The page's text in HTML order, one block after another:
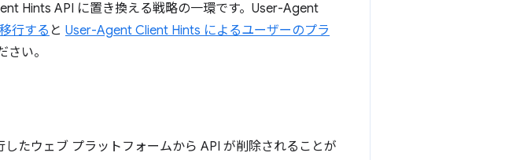
Hints API に置き換える戦略の一環です。User-Agent
行する と User-Agent Client Hints によるユーザーのプラ
さい。
たウェブ プラットフォームから API が削除されることが